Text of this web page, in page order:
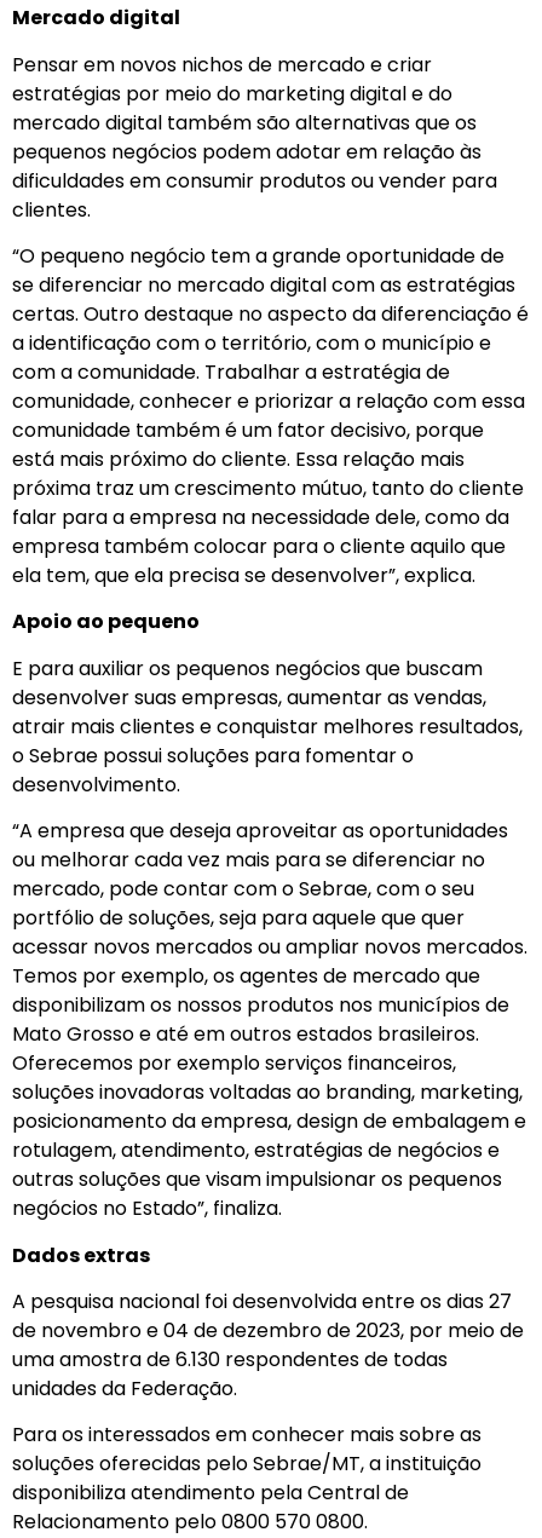
Mercado digital
Pensar em novos nichos de mercado e criar
estratégias por meio do marketing digital e do
mercado digital também são alternativas que os
pequenos negócios podem adotar em relação às
dificuldades em consumir produtos ou vender para
clientes.
“O pequeno negócio tem a grande oportunidade de
se diferenciar no mercado digital com as estratégias
certas. Outro destaque no aspecto da diferenciação é
a identificação com o território, com o município e
com a comunidade. Trabalhar a estratégia de
comunidade, conhecer e priorizar a relação com essa
comunidade também é um fator decisivo, porque
está mais próximo do cliente. Essa relação mais
próxima traz um crescimento mútuo, tanto do cliente
falar para a empresa na necessidade dele, como da
empresa também colocar para o cliente aquilo que
ela tem, que ela precisa se desenvolver”, explica.
Apoio ao pequeno
E para auxiliar os pequenos negócios que buscam
desenvolver suas empresas, aumentar as vendas,
atrair mais clientes e conquistar melhores resultados,
o Sebrae possui soluções para fomentar o
desenvolvimento.
“A empresa que deseja aproveitar as oportunidades
ou melhorar cada vez mais para se diferenciar no
mercado, pode contar com o Sebrae, com o seu
portfólio de soluções, seja para aquele que quer
acessar novos mercados ou ampliar novos mercados.
Temos por exemplo, os agentes de mercado que
disponibilizam os nossos produtos nos municípios de
Mato Grosso e até em outros estados brasileiros.
Oferecemos por exemplo serviços financeiros,
soluções inovadoras voltadas ao branding, marketing,
posicionamento da empresa, design de embalagem e
rotulagem, atendimento, estratégias de negócios e
outras soluções que visam impulsionar os pequenos
negócios no Estado”, finaliza.
Dados extras
A pesquisa nacional foi desenvolvida entre os dias 27
de novembro e 04 de dezembro de 2023, por meio de
uma amostra de 6.130 respondentes de todas
unidades da Federação.
Para os interessados em conhecer mais sobre as
soluções oferecidas pelo Sebrae/MT, a instituição
disponibiliza atendimento pela Central de
Relacionamento pelo 0800 570 0800.